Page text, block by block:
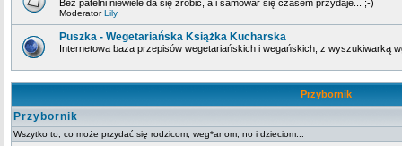
Bez patelni niewiele da się zrobić, a i samowar się czasem przydaje... ;-)
ModeratorLily
Puszka - Wegetariańska Książka Kucharska
Internetowa baza przepisów wegetariańskich i wegańskich, z wyszukiwarką
Przybornik
Przybornik
Wszytko to, co może przydać się rodzicom, weg*anom, no i dzieciom...